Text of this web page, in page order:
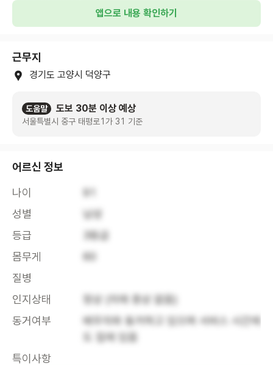
앱으로 내용 확인하기
근무지
경기도 고양시 덕양구
도움말 도보 30분 이상 예상
서울특별시 중구 태평로1가 31 기준
어르신 정보
나이
성별
남성
등급
3등급
몸무게
60
질병
인지상태
정상 (치매 증상 없음)
동거여부
배우자와 동거하고 있으며 서비스 시간에
도 집에 있음
특이사항